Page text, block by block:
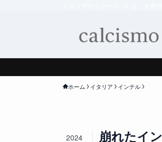
ホーム イタリア インテル
崩れたイ
2024